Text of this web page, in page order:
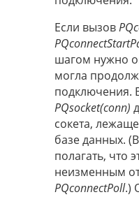
Если вызов
шагом нужно
могла
подключения.
PQsocket(conn)
сокета,
базе данных.
полагать, что
неизменным
PQconnectPoll.)